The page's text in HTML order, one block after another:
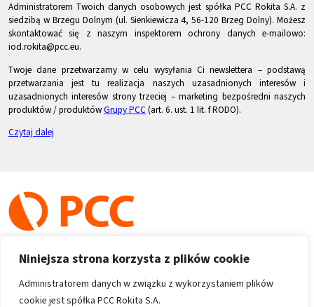
Niniejsza strona korzysta z plików cookie
Administratorem danych w związku z wykorzystaniem plików
cookie jest spółka PCC Rokita S.A.
Administratorem Twoich danych osobowych jest spółka PCC Rokita S.A. z
siedzibą w Brzegu Dolnym (ul. Sienkiewicza 4, 56-120 Brzeg Dolny). Możesz
skontaktować się z naszym inspektorem ochrony danych e-mailowo:
iod.rokita@pcc.eu.
Twoje dane przetwarzamy w celu wysyłania Ci newslettera – podstawą
przetwarzania jest tu realizacja naszych uzasadnionych interesów i
uzasadnionych interesów strony trzeciej – marketing bezpośredni naszych
produktów / produktówGrupy PCC (art. 6. ust. 1 lit. f RODO).
Czytaj dalej